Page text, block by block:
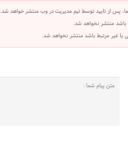
پس از تایید توسط تیم مدیریت در وب منتشر خواهد شد.
باشد منتشر نخواهد شد.
یا غیر مرتبط باشد منتشر نخواهد شد.